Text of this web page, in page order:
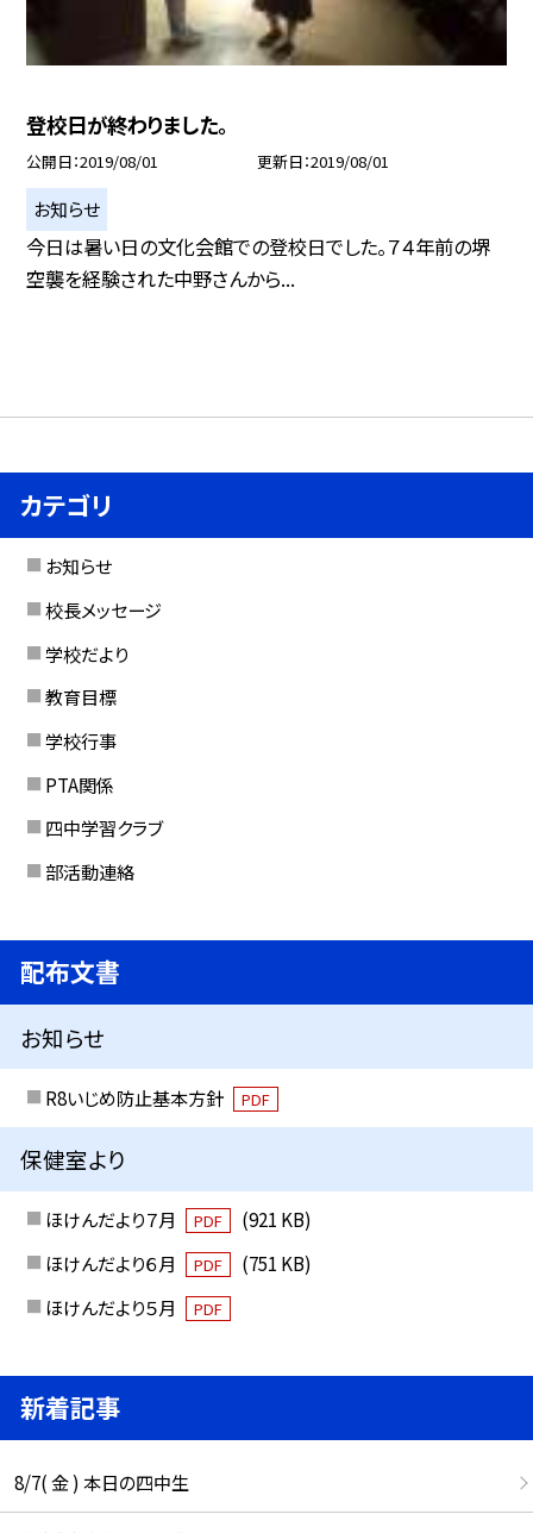
登校日が終わりました。
公開日 2019/08/01 更新日 2019/08/01
お知らせ
今日は暑い日の文化会館での登校日でした。７４年前の堺
空襲を経験された中野さんから...
カテゴリ
お知らせ
校長メッセージ
学校だより
教育目標
学校行事
PTA関係
四中学習クラブ
部活動連絡
配布文書
お知らせ
R8いじめ防止基本方針 PDF
保健室より
ほけんだより７月 PDF
(921 KB)
ほけんだより６月
PDF
(751 KB)
ほけんだより５月
PDF
新着記事
8/7( 金 ) 本日の四中生